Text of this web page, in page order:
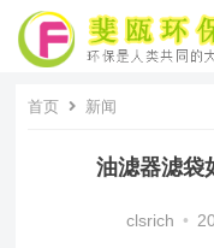
首页 新闻
油滤器滤袋
clsrich •